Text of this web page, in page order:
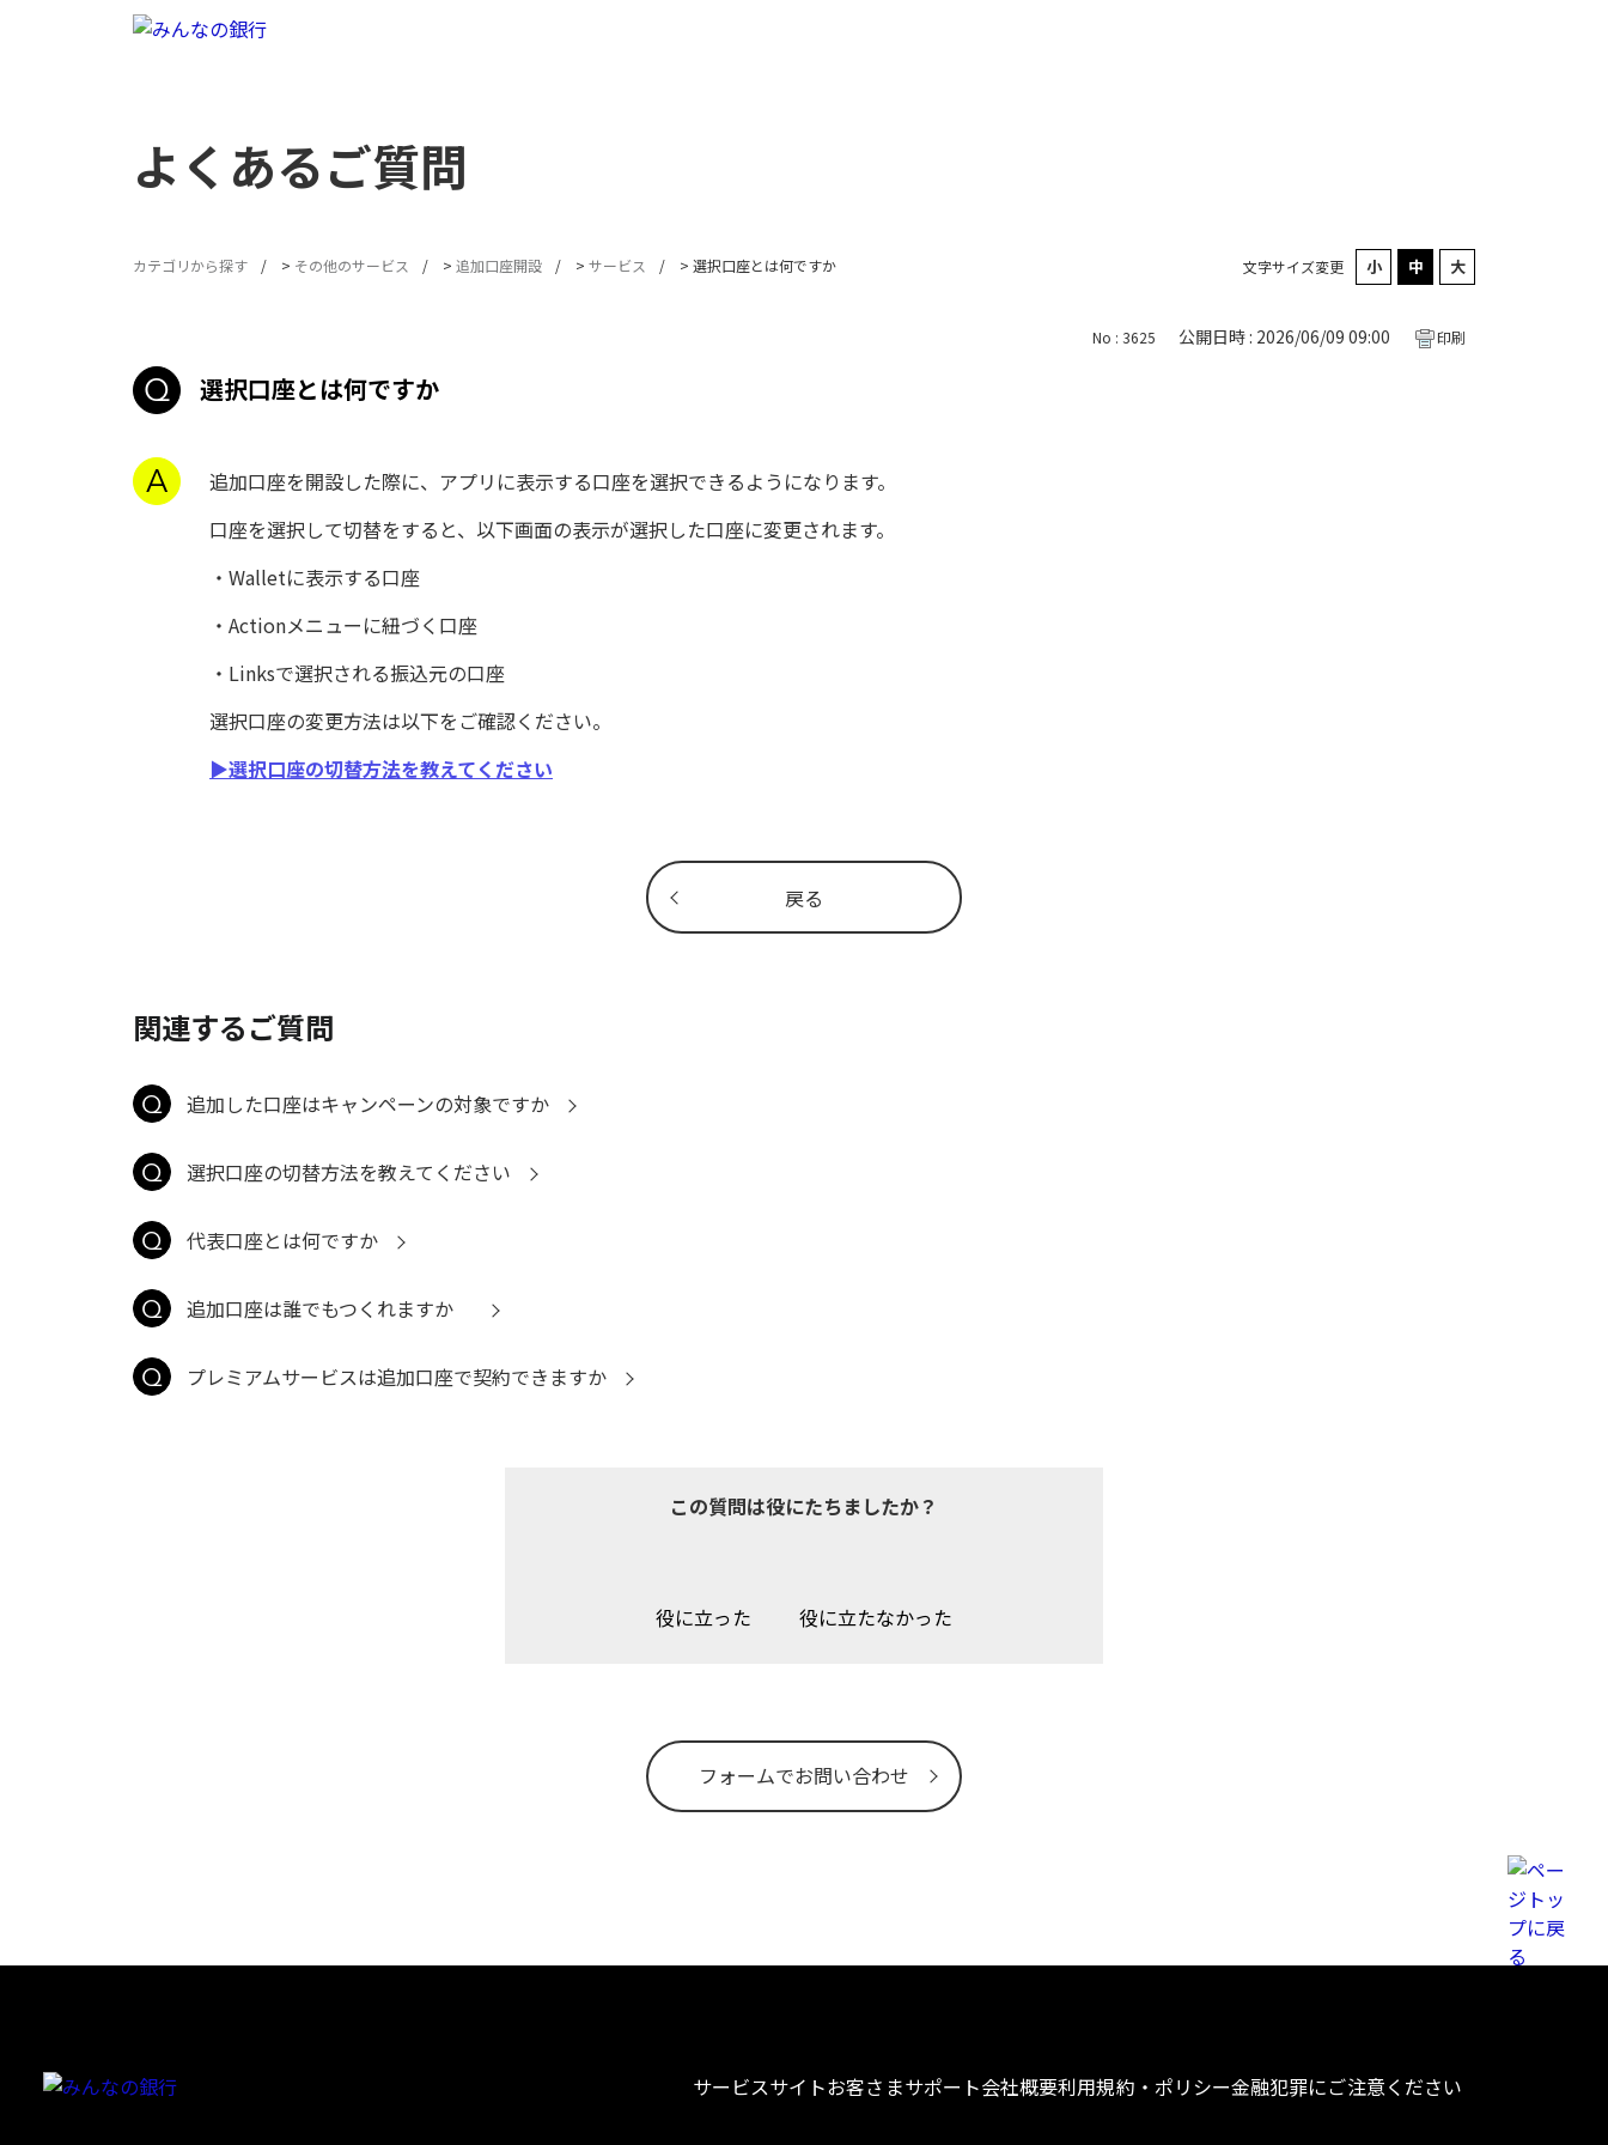
よくあるご質問
文字サイズ変更
カテゴリから探す > その他のサービス > 追加口座開設 > サービス > 選択口座とは何ですか
戻る
No : 3625 公開日時 : 2026/06/09 09:00 印刷
選択口座とは何ですか
追加口座を開設した際に、アプリに表示する口座を選択できるようになります。
口座を選択して切替をすると、以下画面の表示が選択した口座に変更されます。
・Walletに表示する口座
・Actionメニューに紐づく口座
・Linksで選択される振込元の口座
選択口座の変更方法は以下をご確認ください。
▶選択口座の切替方法を教えてください
関連するご質問
追加した口座はキャンペーンの対象ですか
選択口座の切替方法を教えてください
代表口座とは何ですか
追加口座は誰でもつくれますか
プレミアムサービスは追加口座で契約できますか
この質問は役にたちましたか？
役に立った 役に立たなかった
フォームでお問い合わせ
サービスサイトお客さまサポート会社概要利用規約・ポリシー金融犯罪にご注意ください